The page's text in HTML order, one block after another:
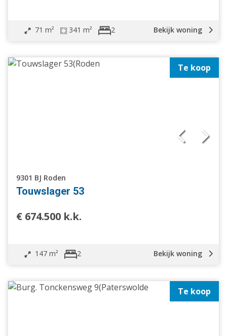
71 m² 341 m² 2 Bekijk woning
Te koop
9301 BJ Roden
Touwslager 53
€ 674.500 k.k.
147 m² 2 Bekijk woning
Te koop